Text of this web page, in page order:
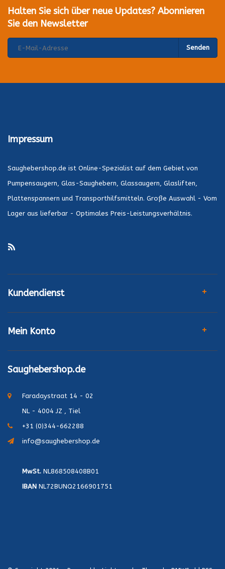
Halten Sie sich über neue Updates? Abonnieren
Sie den Newsletter
Senden
Impressum
Saughebershop.de ist Online-Spezialist auf dem Gebiet von
Pumpensaugern, Glas-Saughebern, Glassaugern, Glasliften,
Plattenspannern und Transporthilfsmitteln. Große Auswahl - Vom
Lager aus lieferbar - Optimales Preis-Leistungsverhältnis.
Kundendienst
Mein Konto
Saughebershop.de
Faradaystraat 14 - 02
NL - 4004 JZ , Tiel
+31 (0)344-662288
info@saughebershop.de
MwSt. NL868508408B01
IBAN NL72BUNQ2166901751